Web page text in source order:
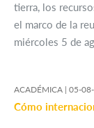
tierra, los
el marco de la
miércoles 5 de
ACADÉMICA | 05-
Cómo